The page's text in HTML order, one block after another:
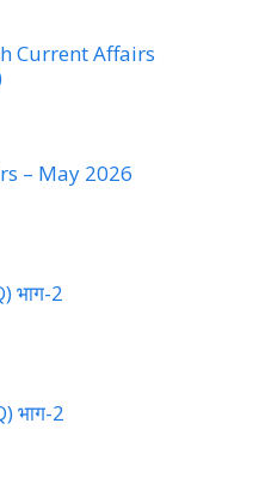
Current Affairs
– May 2026
भाग-2
भाग-2